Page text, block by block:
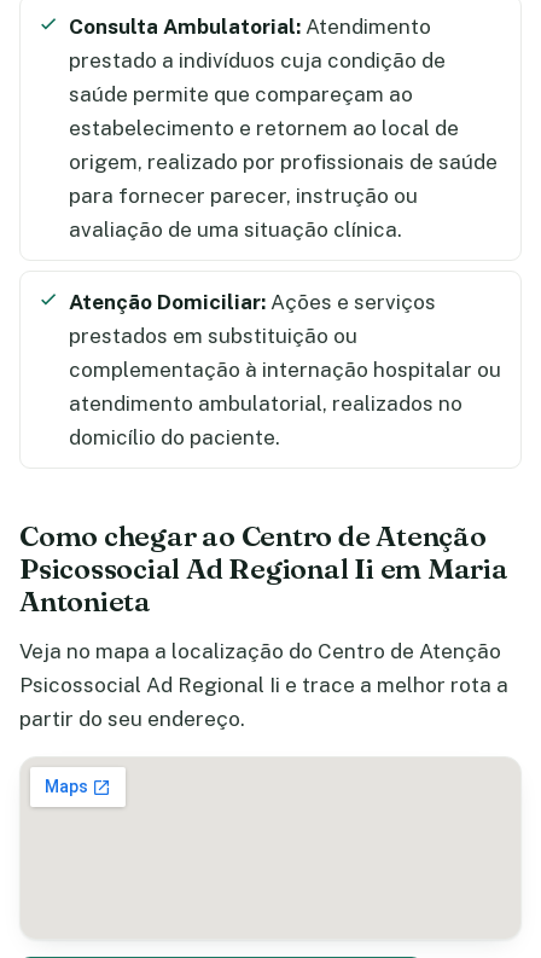
Consulta Ambulatorial: Atendimento
prestado a indivíduos cuja condição de
saúde permite que compareçam ao
estabelecimento e retornem ao local de
origem, realizado por profissionais de saúde
para fornecer parecer, instrução ou
avaliação de uma situação clínica.
Atenção Domiciliar: Ações e serviços
prestados em substituição ou
complementação à internação hospitalar ou
atendimento ambulatorial, realizados no
domicílio do paciente.
Como chegar ao Centro de Atenção
Psicossocial Ad Regional Ii em Maria
Antonieta
Veja no mapa a localização do Centro de Atenção
Psicossocial Ad Regional Ii e trace a melhor rota a
partir do seu endereço.